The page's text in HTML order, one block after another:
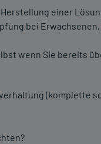
einer
bei Erwachsenen,
wenn Sie bereits
(komplette